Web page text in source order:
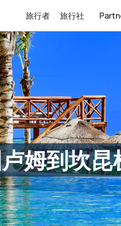
旅行者 旅行社
姆到坎